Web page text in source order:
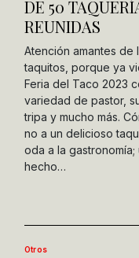
DE 50
REUNIDAS
Atención amantes de
taquitos, porque ya
Feria del Taco 2023
variedad de pastor,
tripa y mucho más.
no a un delicioso
oda a la gastronomía;
hecho…
Otros